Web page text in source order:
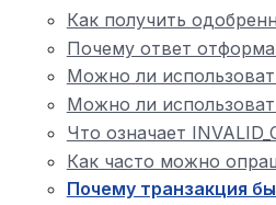
Как получить
Почему ответ
Можно ли
Можно ли
Что означает
Как часто можно
Почему транзакция